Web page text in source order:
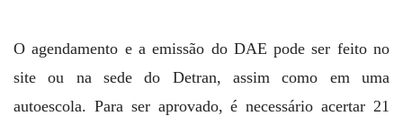
O agendamento e a emissão do DAE pode ser feito no
site ou na sede do Detran, assim como em uma
autoescola. Para ser aprovado, é necessário acertar 21